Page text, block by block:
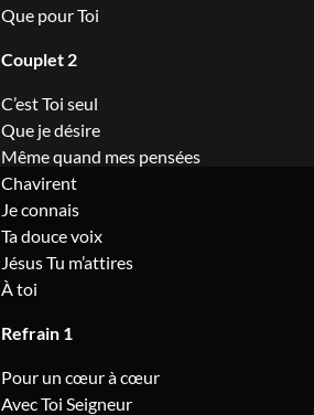
Que pour Toi
Couplet 2
C’est Toi seul
Que je désire
Même quand mes pensées
Chavirent
Je connais
Ta douce voix
Jésus Tu m’attires
À toi
Refrain 1
Pour un cœur à cœur
Avec Toi Seigneur